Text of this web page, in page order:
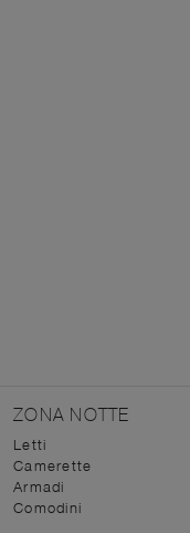
ZONA NOTTE
Letti
Camerette
Armadi
Comodini